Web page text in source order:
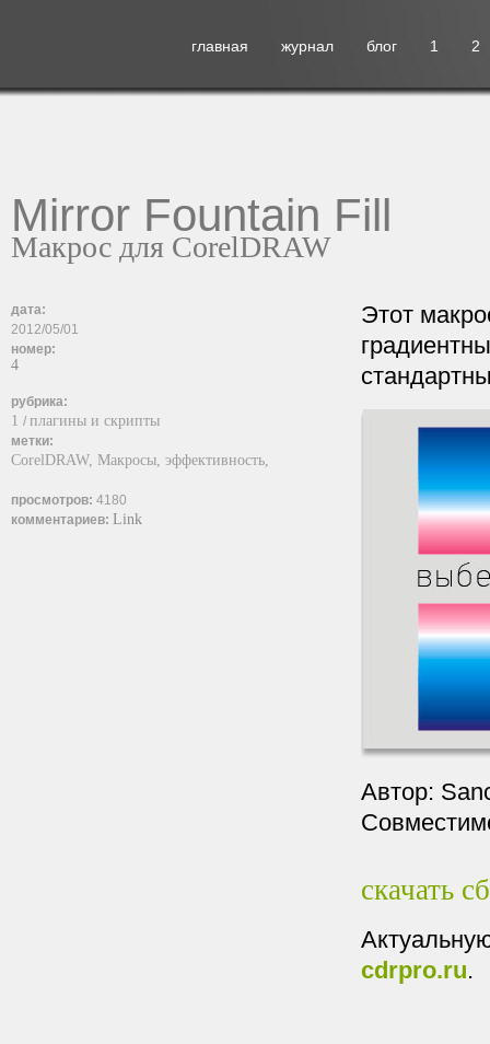
главная журнал блог 1 2
Mirror Fountain Fill
Макрос для CorelDRAW
дата:
2012/05/01
номер:
4
рубрика:
1 / плагины и скрипты
метки:
CorelDRAW, Макросы, эффективность,
просмотров: 4180
комментариев: Link
Этот
Автор:
скачать
cdrpro.ru.